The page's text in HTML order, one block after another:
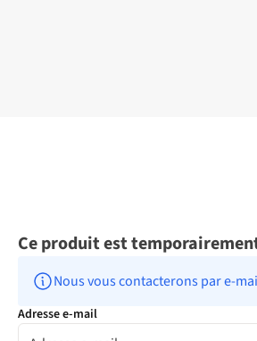
Ce produit est
Nous vous contacterons par e-
Adresse e-mail